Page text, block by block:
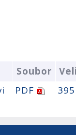
Soubor
PDF